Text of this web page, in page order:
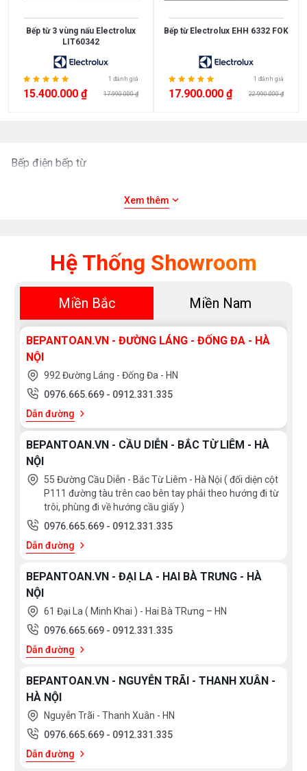
MỨC
3.000.000
5.000.000
15.000.000
15.000.000
XUẤT
England
Thụy
Scotland
Greece
Singapore
India
Indonesia
ROMANIA
Slovakia
Czech
Russia
Taiwan
Portugal
Liên
doanh
Anh
Thụy
Điển
Germany
Italy
Poland
Thailand
Korea
Japan
EU
Spain
China
Việt
BẾP
1
bếp
2
bếp
3
bếp
4
bếp
56
Bếp
đa
điểm
thêm
PHÂN
LOẠI
Bếp
Bếp
Bếp từ 3 vùng nấu Electrolux
LIT60342
1 đánh giá
15.400.000 ₫ 17.990.000 ₫
Bếp từ Electrolux EHH 6332 FOK
1 đánh giá
17.900.000 ₫ 22.990.000 ₫
Bếp điện bếp từ
Xem thêm
Hệ Thống Showroom
Miền Bắc Miền Nam
BEPANTOAN.VN - ĐƯỜNG LÁNG - ĐỐNG ĐA - HÀ
NỘI
992 Đường Láng - Đống Đa - HN
0976.665.669 - 0912.331.335
Dẫn đường
BEPANTOAN.VN - CẦU DIỄN - BẮC TỪ LIÊM - HÀ
NỘI
55 Đường Cầu Diễn - Bắc Từ Liêm - Hà Nội ( đối diện cột
P111 đường tàu trên cao bên tay phải theo hướng đi từ
trôi, phùng đi về hướng cầu giấy )
0976.665.669 - 0912.331.335
Dẫn đường
BEPANTOAN.VN - ĐẠI LA - HAI BÀ TRƯNG - HÀ
NỘI
61 Đại La ( Minh Khai ) - Hai Bà TRưng – HN
0976.665.669 - 0912.331.335
Dẫn đường
BEPANTOAN.VN - NGUYỄN TRÃI - THANH XUÂN -
HÀ NỘI
Nguyễn Trãi - Thanh Xuân - HN
0976.665.669 - 0912.331.335
Dẫn đường